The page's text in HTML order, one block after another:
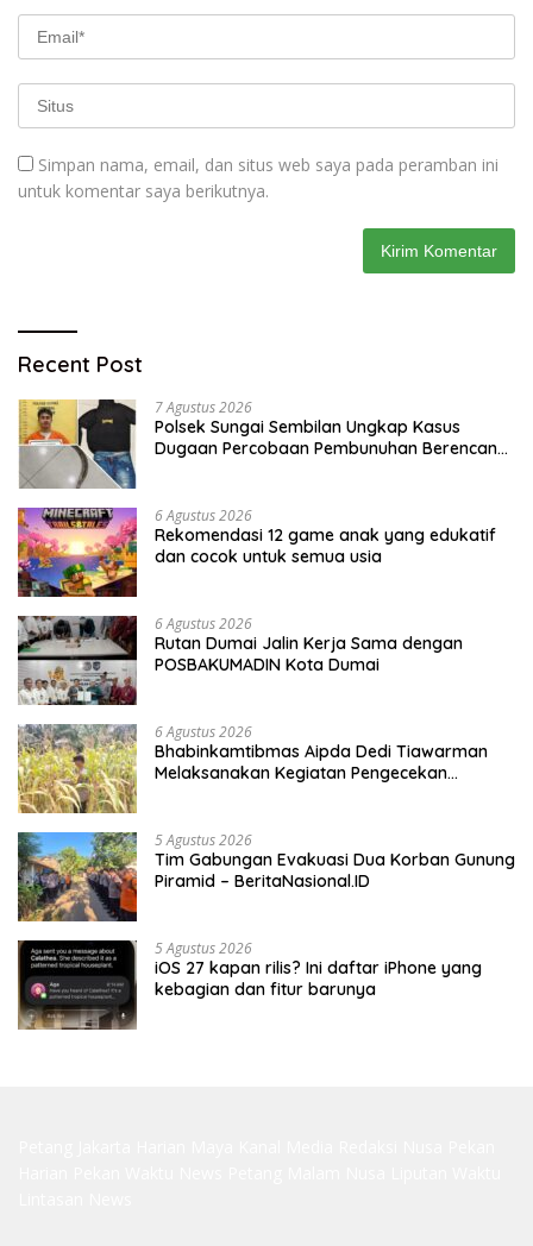
Simpan nama, email, dan situs web saya pada peramban ini
untuk komentar saya berikutnya.
Recent Post
7 Agustus 2026
Polsek Sungai Sembilan Ungkap Kasus
Dugaan Percobaan Pembunuhan Berencana,
6 Agustus 2026
Rekomendasi 12 game anak yang edukatif
dan cocok untuk semua usia
6 Agustus 2026
Rutan Dumai Jalin Kerja Sama dengan
POSBAKUMADIN Kota Dumai
6 Agustus 2026
Bhabinkamtibmas Aipda Dedi Tiawarman
Melaksanakan Kegiatan Pengecekan
5 Agustus 2026
Tim Gabungan Evakuasi Dua Korban Gunung
Piramid – BeritaNasional.ID
5 Agustus 2026
iOS 27 kapan rilis? Ini daftar iPhone yang
kebagian dan fitur barunya